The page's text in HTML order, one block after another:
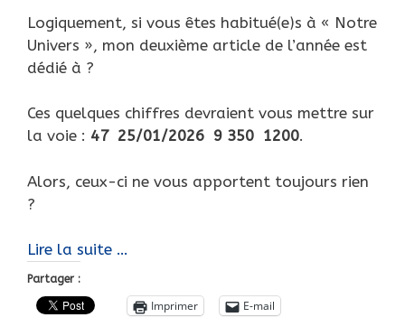
Logiquement, si vous êtes habitué(e)s à « Notre
Univers », mon deuxième article de l’année est
dédié à ?
Ces quelques chiffres devraient vous mettre sur
la voie : 47 25/01/2026 9 350 1200.
Alors, ceux-ci ne vous apportent toujours rien
?
Lire la suite …
Fêtes,
une
Partager :
Imprimer E-mail